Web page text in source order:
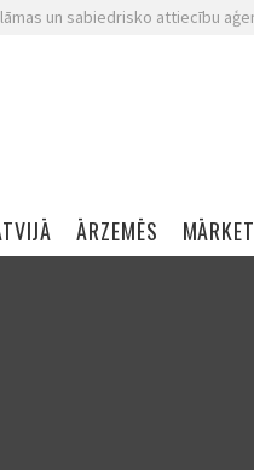
un sabiedrisko attiecību
ĀRZEMĒS